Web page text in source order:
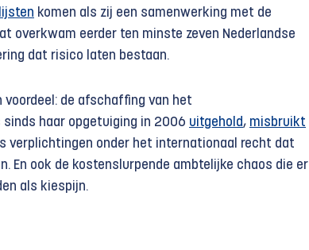
komen als zij een samenwerking met de
overkwam eerder ten minste zeven Nederlandse
dat risico laten bestaan.
voordeel: de afschaffing van het
haar opgetuiging in 2006 uitgehold, misbruikt
verplichtingen onder het internationaal recht dat
En ook de kostenslurpende ambtelijke chaos die er
als kiespijn.